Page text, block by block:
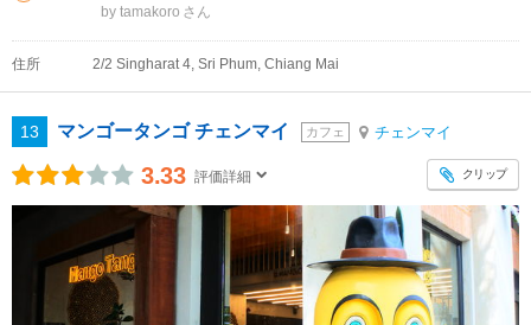
by tamakoro
住所 2/2 Singharat 4, Sri Phum, Chiang Mai
13 マンゴータンゴ チェンマイ カフェ チェンマイ
3.33 評価詳細 クリップ